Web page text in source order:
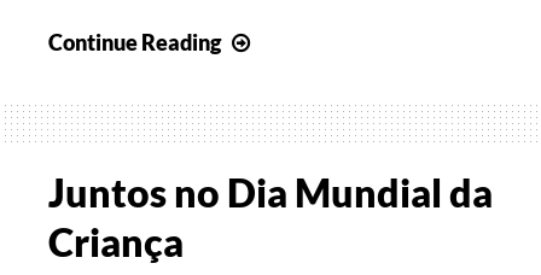
Continue Reading
Grandes
Impactos
Juntos no Dia Mundial da
Criança